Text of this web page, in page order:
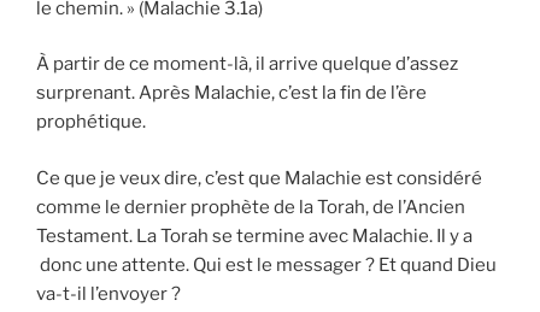
le chemin. » (Malachie 3.1a)
À partir de ce moment-là, il arrive quelque d’assez
surprenant. Après Malachie, c’est la fin de l’ère
prophétique.
Ce que je veux dire, c’est que Malachie est considéré
comme le dernier prophète de la Torah, de l’Ancien
Testament. La Torah se termine avec Malachie. Il y a
donc une attente. Qui est le messager ? Et quand Dieu
va-t-il l’envoyer ?